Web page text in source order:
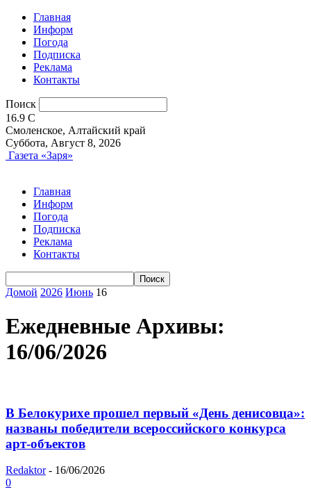
Главная
Информ
Погода
Подписка
Реклама
Контакты
Поиск
16.9 C
Смоленское, Алтайский край
Суббота, Август 8, 2026
Газета «Заря»
Главная
Информ
Погода
Подписка
Реклама
Контакты
Домой 2026 Июнь 16
Ежедневные Архивы:
16/06/2026
В Белокурихе прошел первый «День денисовца»:
названы победители всероссийского конкурса
арт-объектов
Redaktor - 16/06/2026
0